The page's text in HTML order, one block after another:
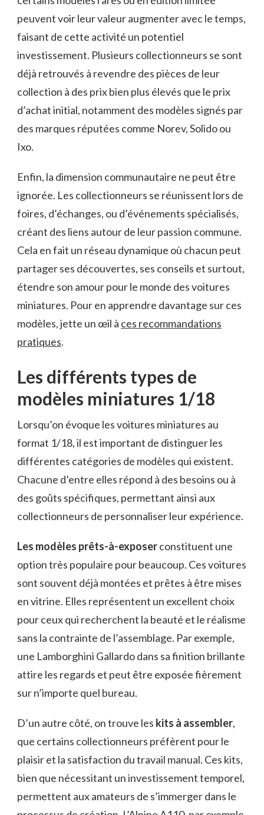
peuvent voir leur valeur augmenter avec le temps,
faisant de cette activité un potentiel
investissement. Plusieurs collectionneurs se sont
déjà retrouvés à revendre des pièces de leur
collection à des prix bien plus élevés que le prix
d’achat initial, notamment des modèles signés par
des marques réputées comme Norev, Solido ou
Ixo.
Enfin, la dimension communautaire ne peut être
ignorée. Les collectionneurs se réunissent lors de
foires, d’échanges, ou d’événements spécialisés,
créant des liens autour de leur passion commune.
Cela en fait un réseau dynamique où chacun peut
partager ses découvertes, ses conseils et surtout,
étendre son amour pour le monde des voitures
miniatures. Pour en apprendre davantage sur ces
modèles, jette un œil à ces recommandations
pratiques.
Les différents types de
modèles miniatures 1/18
Lorsqu’on évoque les voitures miniatures au
format 1/18, il est important de distinguer les
différentes catégories de modèles qui existent.
Chacune d’entre elles répond à des besoins ou à
des goûts spécifiques, permettant ainsi aux
collectionneurs de personnaliser leur expérience.
Les modèles prêts-à-exposerconstituent une
option très populaire pour beaucoup. Ces voitures
sont souvent déjà montées et prêtes à être mises
en vitrine. Elles représentent un excellent choix
pour ceux qui recherchent la beauté et le réalisme
sans la contrainte de l’assemblage. Par exemple,
une Lamborghini Gallardo dans sa finition brillante
attire les regards et peut être exposée fièrement
sur n’importe quel bureau.
D’un autre côté, on trouve les kits à assembler,
que certains collectionneurs préfèrent pour le
plaisir et la satisfaction du travail manual. Ces kits,
bien que nécessitant un investissement temporel,
permettent aux amateurs de s’immerger dans le